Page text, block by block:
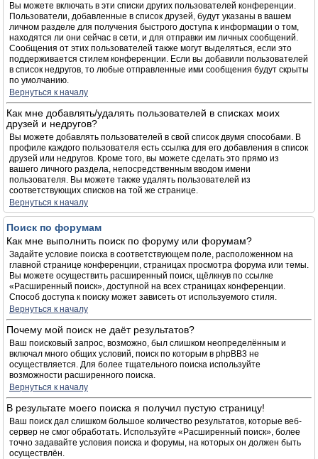
Вы можете включать в эти списки других пользователей конференции.
Пользователи, добавленные в список друзей, будут указаны в вашем
личном разделе для получения быстрого доступа к информации о том,
находятся ли они сейчас в сети, и для отправки им личных сообщений.
Сообщения от этих пользователей также могут выделяться, если это
поддерживается стилем конференции. Если вы добавили пользователей
в список недругов, то любые отправленные ими сообщения будут скрыты
по умолчанию.
Вернуться к началу
Как мне добавлять/удалять пользователей в списках моих
друзей и недругов?
Вы можете добавлять пользователей в свой список двумя способами. В
профиле каждого пользователя есть ссылка для его добавления в список
друзей или недругов. Кроме того, вы можете сделать это прямо из
вашего личного раздела, непосредственным вводом имени
пользователя. Вы можете также удалять пользователей из
соответствующих списков на той же странице.
Вернуться к началу
Поиск по форумам
Как мне выполнить поиск по форуму или форумам?
Задайте условие поиска в соответствующем поле, расположенном на
главной странице конференции, страницах просмотра форума или темы.
Вы можете осуществить расширенный поиск, щёлкнув по ссылке
«Расширенный поиск», доступной на всех страницах конференции.
Способ доступа к поиску может зависеть от используемого стиля.
Вернуться к началу
Почему мой поиск не даёт результатов?
Ваш поисковый запрос, возможно, был слишком неопределённым и
включал много общих условий, поиск по которым в phpBB3 не
осуществляется. Для более тщательного поиска используйте
возможности расширенного поиска.
Вернуться к началу
В результате моего поиска я получил пустую страницу!
Ваш поиск дал слишком большое количество результатов, которые веб-
сервер не смог обработать. Используйте «Расширенный поиск», более
точно задавайте условия поиска и форумы, на которых он должен быть
осуществлён.